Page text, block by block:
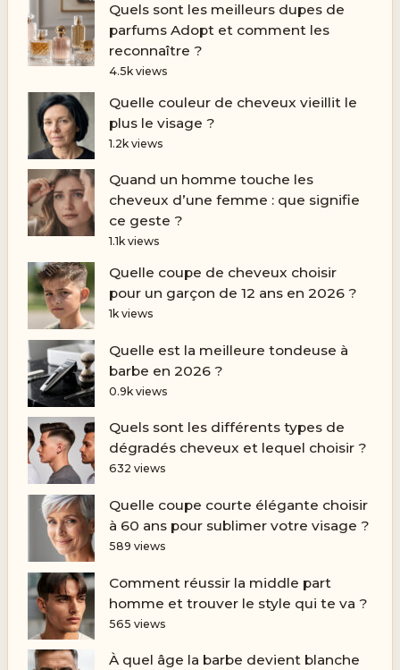
Quels sont les meilleurs dupes de
parfums Adopt et comment les
reconnaître ?
4.5k views
Quelle couleur de cheveux vieillit le
plus le visage ?
1.2k views
Quand un homme touche les
cheveux d’une femme : que signifie
ce geste ?
1.1k views
Quelle coupe de cheveux choisir
pour un garçon de 12 ans en 2026 ?
1k views
Quelle est la meilleure tondeuse à
barbe en 2026 ?
0.9k views
Quels sont les différents types de
dégradés cheveux et lequel choisir ?
632 views
Quelle coupe courte élégante choisir
à 60 ans pour sublimer votre visage ?
589 views
Comment réussir la middle part
homme et trouver le style qui te va ?
565 views
À quel âge la barbe devient blanche